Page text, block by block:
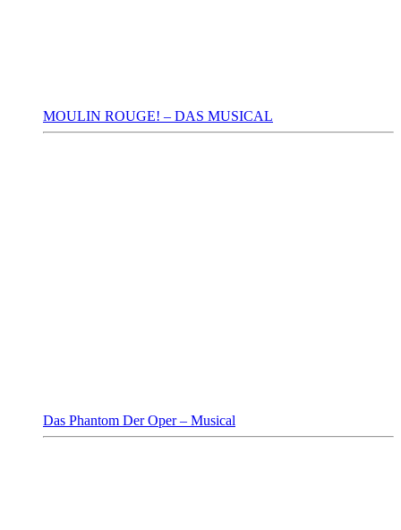
MOULIN ROUGE! – DAS MUSICAL
Das Phantom Der Oper – Musical